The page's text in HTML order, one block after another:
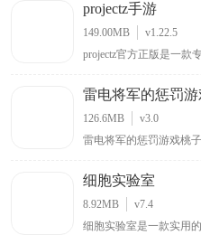
家带来了熟悉而愉快的
乐趣，你可以自由地在
和装备，面对挑战并解
projectz手游
149.00MB
v1.22.5
projectz官方正版是一款
还是大型企业其多样化
度监控、文件共享和实
不同设备可无缝使用，
性，以简洁操作和强大
雷电将军的惩罚游
126.6MB
v3.0
雷电将军的惩罚游戏桃
家，需在充满挑战关卡
秘密，融合角色养成、
度游戏体验，让喜欢动
都能从中找到乐趣。
细胞实验室
8.92MB
v7.4
细胞实验室是一款实用